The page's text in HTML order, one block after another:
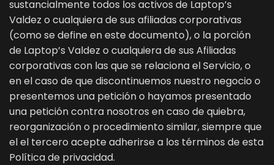
sustancialmente todos los activos de Laptop’s
Valdez o cualquiera de sus afiliadas corporativas
(como se define en este documento), o la porción
de Laptop’s Valdez o cualquiera de sus Afiliadas
corporativas con las que se relaciona el Servicio, o
en el caso de que discontinuemos nuestro negocio o
presentemos una petición o hayamos presentado
una petición contra nosotros en caso de quiebra,
reorganización o procedimiento similar, siempre que
el el tercero acepte adherirse a los términos de esta
Política de privacidad.